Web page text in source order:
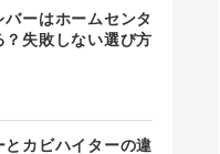
バーはホームセンタ
？失敗しない選び方
とカビハイターの違